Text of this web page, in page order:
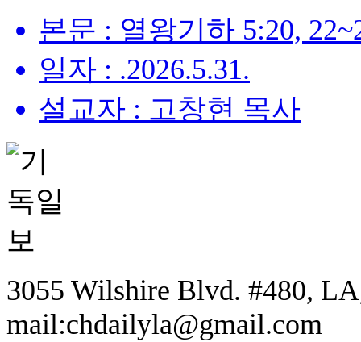
본문 : 열왕기하 5:20,
일자 : .2026.5.31.
설교자 : 고창현 목사
3055 Wilshire Blvd. #480,
mail:chdailyla@gmail.com